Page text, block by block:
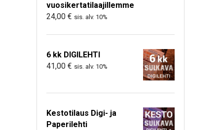
vuosikertatilaajillemme
24,00 € sis. alv. 10%
6 kk DIGILEHTI
41,00 € sis. alv. 10%
Kestotilaus Digi- ja
Paperilehti